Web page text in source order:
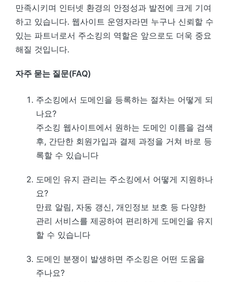
만족시키며 인터넷 환경의 안정성과 발전에 크게 기여
하고 있습니다. 웹사이트 운영자라면 누구나 신뢰할 수
있는 파트너로서 주소킹의 역할은 앞으로도 더욱 중요
해질 것입니다.
자주 묻는 질문(FAQ)
주소킹에서 도메인을 등록하는 절차는 어떻게 되
나요?
주소킹 웹사이트에서 원하는 도메인 이름을 검색
후, 간단한 회원가입과 결제 과정을 거쳐 바로 등
록할 수 있습니다
도메인 유지 관리는 주소킹에서 어떻게 지원하나
요?
만료 알림, 자동 갱신, 개인정보 보호 등 다양한
관리 서비스를 제공하여 편리하게 도메인을 유지
할 수 있습니다
도메인 분쟁이 발생하면 주소킹은 어떤 도움을
주나요?